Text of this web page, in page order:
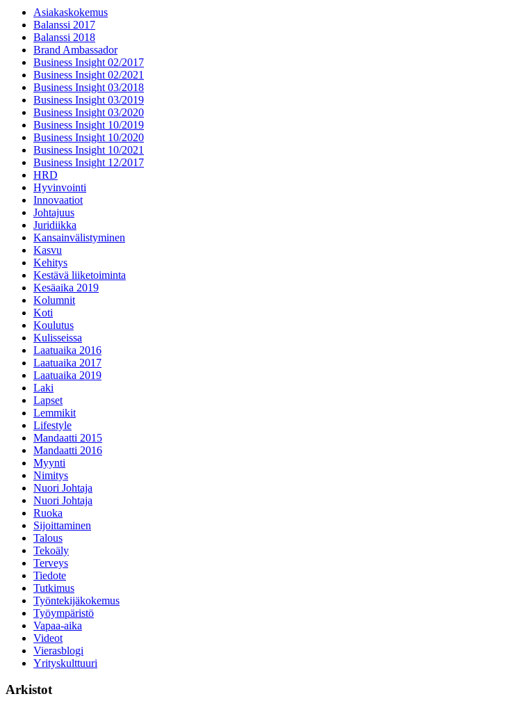
Asiakaskokemus
Balanssi 2017
Balanssi 2018
Brand Ambassador
Business Insight 02/2017
Business Insight 02/2021
Business Insight 03/2018
Business Insight 03/2019
Business Insight 03/2020
Business Insight 10/2019
Business Insight 10/2020
Business Insight 10/2021
Business Insight 12/2017
HRD
Hyvinvointi
Innovaatiot
Johtajuus
Juridiikka
Kansainvälistyminen
Kasvu
Kehitys
Kestävä liiketoiminta
Kesäaika 2019
Kolumnit
Koti
Koulutus
Kulisseissa
Laatuaika 2016
Laatuaika 2017
Laatuaika 2019
Laki
Lapset
Lemmikit
Lifestyle
Mandaatti 2015
Mandaatti 2016
Myynti
Nimitys
Nuori Johtaja
Nuori Johtaja
Ruoka
Sijoittaminen
Talous
Tekoäly
Terveys
Tiedote
Tutkimus
Työntekijäkokemus
Työympäristö
Vapaa-aika
Videot
Vierasblogi
Yrityskulttuuri
Arkistot